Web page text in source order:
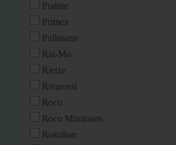
Praline
Primex
Pullmann
Rai-Mo
Rietze
Rivarossi
Roco
Roco Minitrains
Rokuhan